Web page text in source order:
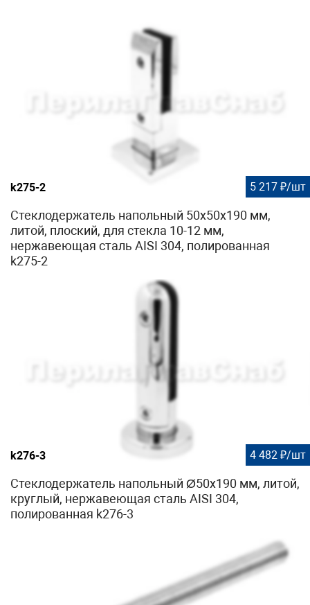
k275-2 5 217 ₽/шт
Стеклодержатель напольный 50х50х190 мм,
литой, плоский, для стекла 10-12 мм,
нержавеющая сталь AISI 304, полированная
k275-2
k276-3 4 482 ₽/шт
Стеклодержатель напольный Ø50х190 мм, литой,
круглый, нержавеющая сталь AISI 304,
полированная k276-3